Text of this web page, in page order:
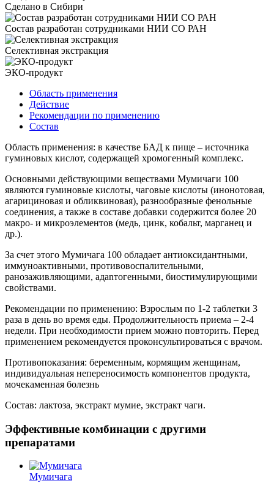
Сделано в Сибири
Состав разработан сотрудниками НИИ СО РАН
Селективная экстракция
ЭКО-продукт
Область применения
Действие
Рекомендации по применению
Состав
Область применения: в качестве БАД к пище – источника
гуминовых кислот, содержащей хромогенный комплекс.
Основными действующими веществами Мумичаги 100
являются гуминовые кислоты, чаговые кислоты (инонотовая,
агарициновая и обликвиновая), разнообразные фенольные
соединения, а также в составе добавки содержится более 20
макро- и микроэлементов (медь, цинк, кобальт, марганец и
др.).
За счет этого Мумичага 100 обладает антиоксидантными,
иммуноактивными, противовоспалительными,
ранозаживляющими, адаnтогенными, биостимулирующими
свойствами.
Рекомендации по применению: Взрослым по 1-2 таблетки 3
раза в день во время еды. Продолжительность приема – 2-4
недели. При необходимости прием можно повторить. Перед
применением рекомендуется проконсультироваться с врачом.
Противопоказания: беременным, кормящим женщинам,
индивидуальная непереносимость компонентов продукта,
мочекаменная болезнь
Состав: лактоза, экстракт мумие, экстракт чаги.
Эффективные комбинации с другими
препаратами
Мумичага